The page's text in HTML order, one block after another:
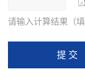
请输入计算结果（